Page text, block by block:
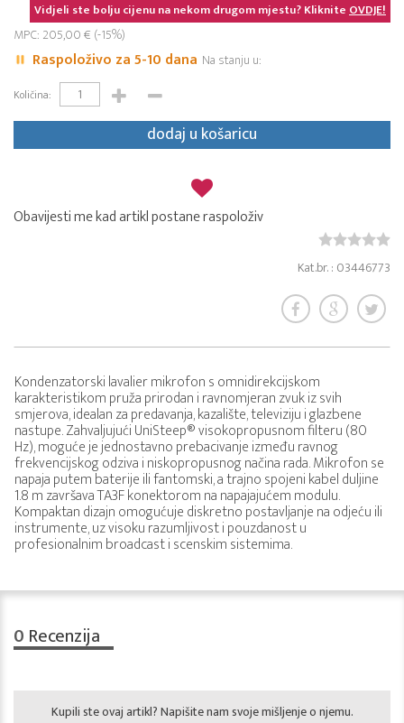
Vidjeli ste bolju cijenu na nekom drugom mjestu? KlikniteOVDJE!
MPC: 205,00 € (-15%)
Raspoloživo za 5-10 dana Na stanju u:
Količina:
dodaj u košaricu
Obavijesti me kad artikl postane raspoloživ
Kat.br. : 03446773
Kondenzatorski lavalier mikrofon s omnidirekcijskom
karakteristikom pruža prirodan i ravnomjeran zvuk iz svih
smjerova, idealan za predavanja, kazalište, televiziju i glazbene
nastupe. Zahvaljujući UniSteep® visokopropusnom filteru (80
Hz), moguće je jednostavno prebacivanje između ravnog
frekvencijskog odziva i niskopropusnog načina rada. Mikrofon se
napaja putem baterije ili fantomski, a trajno spojeni kabel duljine
1.8 m završava TA3F konektorom na napajajućem modulu.
Kompaktan dizajn omogućuje diskretno postavljanje na odjeću ili
instrumente, uz visoku razumljivost i pouzdanost u
profesionalnim broadcast i scenskim sistemima.
0 Recenzija
Kupili ste ovaj artikl? Napišite nam svoje mišljenje o njemu.